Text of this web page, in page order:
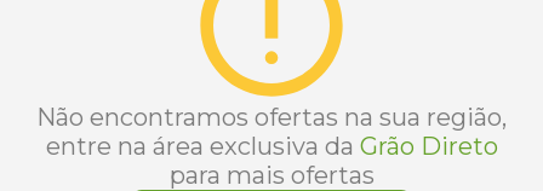
Não encontramos ofertas na sua região,
entre na área exclusiva da Grão Direto
para mais ofertas